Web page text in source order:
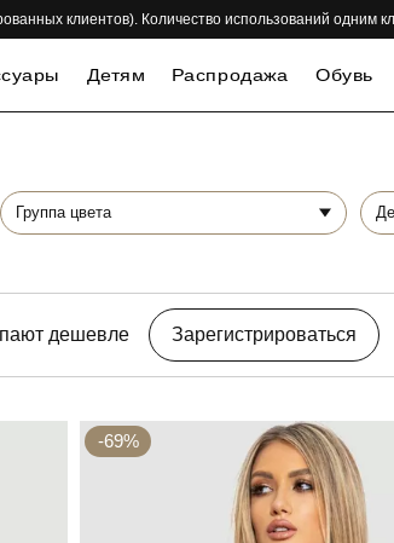
клиентов). Количество использований одним
Детям Распродажа Обувь
Группа цвета
дешевле Зарегистрироваться
-69%